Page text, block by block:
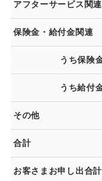
アフターサービス関連
保険金・給付金関連
うち保険
うち給付
その他
合計
お客さまお申し出合計